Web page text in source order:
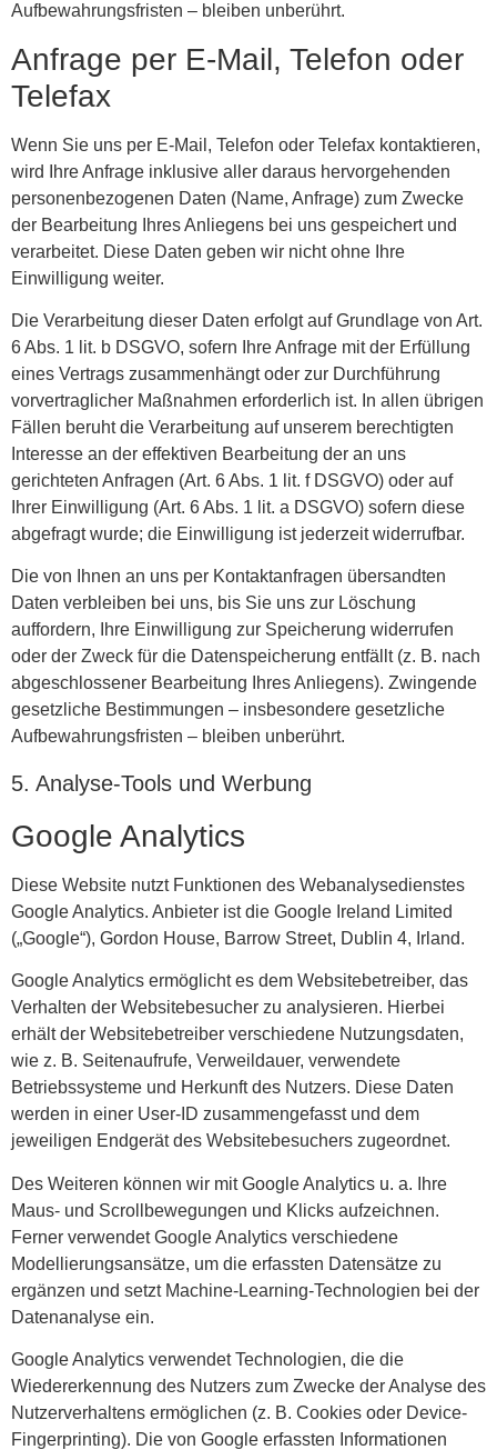
Aufbewahrungsfristen – bleiben unberührt.
Anfrage per E-Mail, Telefon oder
Telefax
Wenn Sie uns per E-Mail, Telefon oder Telefax kontaktieren,
wird Ihre Anfrage inklusive aller daraus hervorgehenden
personenbezogenen Daten (Name, Anfrage) zum Zwecke
der Bearbeitung Ihres Anliegens bei uns gespeichert und
verarbeitet. Diese Daten geben wir nicht ohne Ihre
Einwilligung weiter.
Die Verarbeitung dieser Daten erfolgt auf Grundlage von Art.
6 Abs. 1 lit. b DSGVO, sofern Ihre Anfrage mit der Erfüllung
eines Vertrags zusammenhängt oder zur Durchführung
vorvertraglicher Maßnahmen erforderlich ist. In allen übrigen
Fällen beruht die Verarbeitung auf unserem berechtigten
Interesse an der effektiven Bearbeitung der an uns
gerichteten Anfragen (Art. 6 Abs. 1 lit. f DSGVO) oder auf
Ihrer Einwilligung (Art. 6 Abs. 1 lit. a DSGVO) sofern diese
abgefragt wurde; die Einwilligung ist jederzeit widerrufbar.
Die von Ihnen an uns per Kontaktanfragen übersandten
Daten verbleiben bei uns, bis Sie uns zur Löschung
auffordern, Ihre Einwilligung zur Speicherung widerrufen
oder der Zweck für die Datenspeicherung entfällt (z. B. nach
abgeschlossener Bearbeitung Ihres Anliegens). Zwingende
gesetzliche Bestimmungen – insbesondere gesetzliche
Aufbewahrungsfristen – bleiben unberührt.
5. Analyse-Tools und Werbung
Google Analytics
Diese Website nutzt Funktionen des Webanalysedienstes
Google Analytics. Anbieter ist die Google Ireland Limited
(„Google“), Gordon House, Barrow Street, Dublin 4, Irland.
Google Analytics ermöglicht es dem Websitebetreiber, das
Verhalten der Websitebesucher zu analysieren. Hierbei
erhält der Websitebetreiber verschiedene Nutzungsdaten,
wie z. B. Seitenaufrufe, Verweildauer, verwendete
Betriebssysteme und Herkunft des Nutzers. Diese Daten
werden in einer User-ID zusammengefasst und dem
jeweiligen Endgerät des Websitebesuchers zugeordnet.
Des Weiteren können wir mit Google Analytics u. a. Ihre
Maus- und Scrollbewegungen und Klicks aufzeichnen.
Ferner verwendet Google Analytics verschiedene
Modellierungsansätze, um die erfassten Datensätze zu
ergänzen und setzt Machine-Learning-Technologien bei der
Datenanalyse ein.
Google Analytics verwendet Technologien, die die
Wiedererkennung des Nutzers zum Zwecke der Analyse des
Nutzerverhaltens ermöglichen (z. B. Cookies oder Device-
Fingerprinting). Die von Google erfassten Informationen